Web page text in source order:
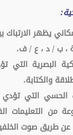
يظهر الارتباك
، ب / د ، ع / ف.
البصرية
والكتابة.
الحسي التي
من التعليمات
عن طريق صوت